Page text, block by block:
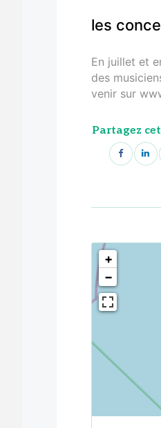
les
En juillet et
des
venir sur
Partagez
<!---->
+
−